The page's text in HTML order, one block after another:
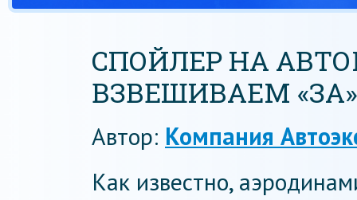
СПОЙЛЕР НА
ВЗВЕШИВАЕМ
Автор: Компания
Как известно,